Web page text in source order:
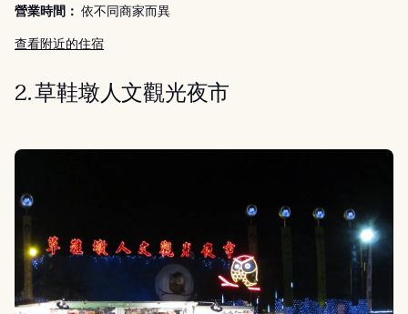
營業時間： 依不同商家而異
查看附近的住宿
2. 草鞋墩人文觀光夜市